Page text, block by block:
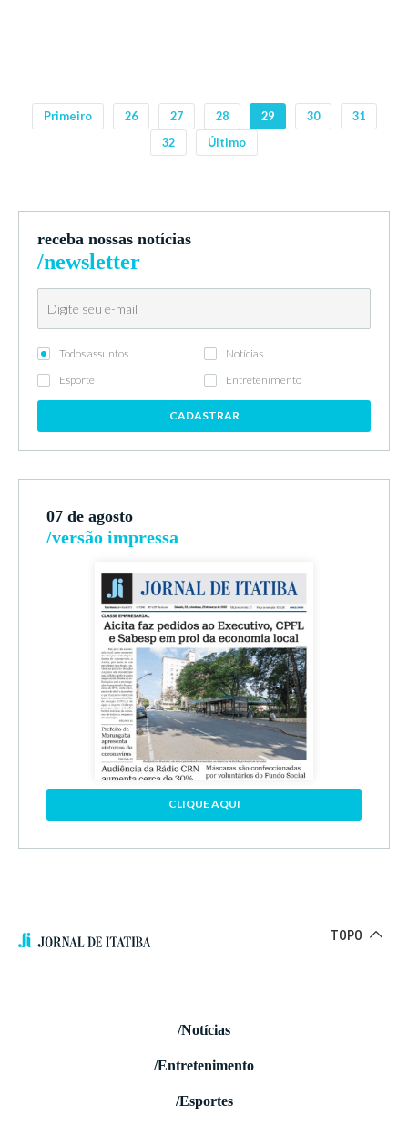
Primeiro 26 27 28 29 30
31
32
Último
receba nossas notícias
/newsletter
Todos assuntos
Notícias
Esporte
Entretenimento
CADASTRAR
07 de agosto
/versão impressa
CLIQUE AQUI
TOPO
/Notícias
/Entretenimento
/Esportes